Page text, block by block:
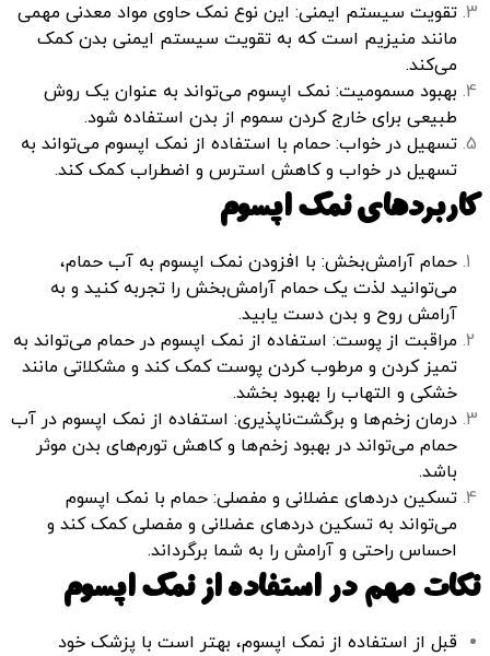
تقویت سیستم ایمنی: این نوع نمک حاوی مواد معدنی مهمی
مانند منیزیم است که به تقویت سیستم ایمنی بدن کمک
می‌کند.
بهبود مسمومیت: نمک اپسوم می‌تواند به عنوان یک روش
طبیعی برای خارج کردن سموم از بدن استفاده شود.
تسهیل در خواب: حمام با استفاده از نمک اپسوم می‌تواند به
تسهیل در خواب و کاهش استرس و اضطراب کمک کند.
کاربردهای نمک اپسوم
حمام آرامش‌بخش: با افزودن نمک اپسوم به آب حمام،
می‌توانید لذت یک حمام آرامش‌بخش را تجربه کنید و به
آرامش روح و بدن دست یابید.
مراقبت از پوست: استفاده از نمک اپسوم در حمام می‌تواند به
تمیز کردن و مرطوب کردن پوست کمک کند و مشکلاتی مانند
خشکی و التهاب را بهبود بخشد.
درمان زخم‌ها و برگشت‌ناپذیری: استفاده از نمک اپسوم در آب
حمام می‌تواند در بهبود زخم‌ها و کاهش تورم‌های بدن موثر
باشد.
تسکین دردهای عضلانی و مفصلی: حمام با نمک اپسوم
می‌تواند به تسکین دردهای عضلانی و مفصلی کمک کند و
احساس راحتی و آرامش را به شما برگرداند.
نکات مهم در استفاده از نمک اپسوم
قبل از استفاده از نمک اپسوم، بهتر است با پزشک خود